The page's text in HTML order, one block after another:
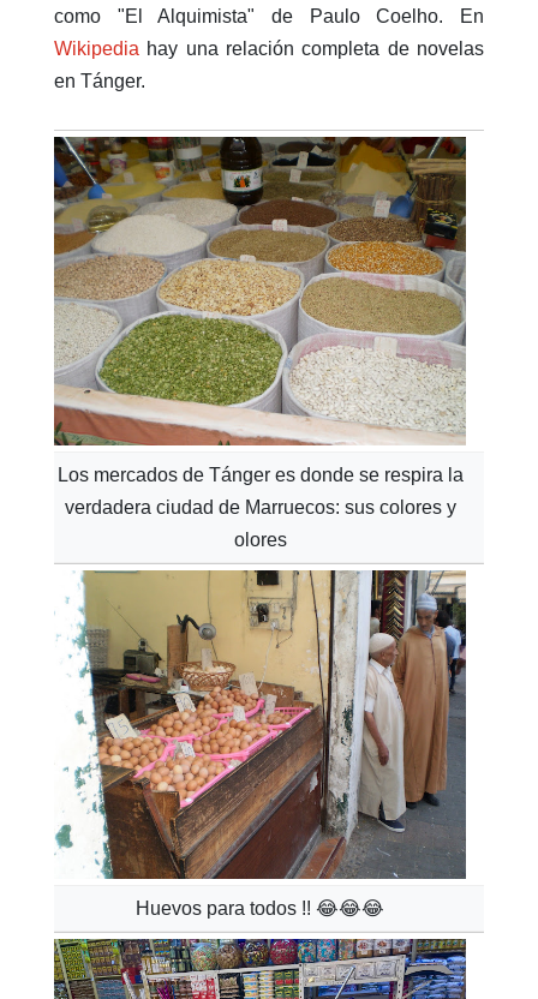
como "El Alquimista" de Paulo Coelho. En
Wikipedia hay una relación completa de novelas
en Tánger.
Los mercados de Tánger es donde se respira la
verdadera ciudad de Marruecos: sus colores y
olores
Huevos para todos !! 😂😂😂